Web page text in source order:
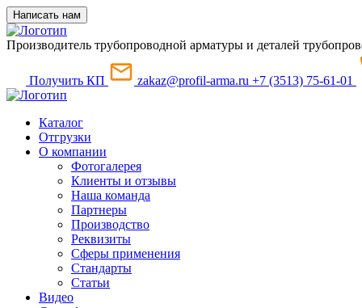
Написать нам
Производитель трубопроводной арматуры и деталей
Получить КП zakaz@profil-arma.ru +7 (3513) 75-61-01
Каталог
Отгрузки
О компании
Фотогалерея
Клиенты и отзывы
Наша команда
Партнеры
Производство
Реквизиты
Сферы применения
Стандарты
Статьи
Видео